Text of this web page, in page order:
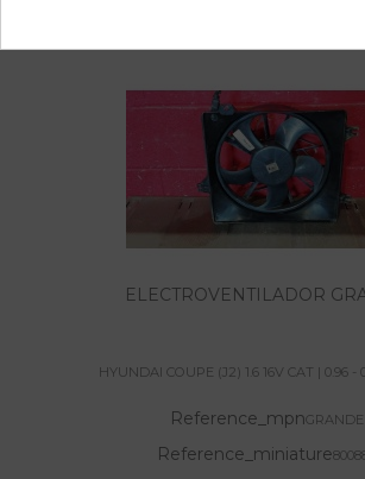
ELECTROVENTILADOR
HYUNDAI COUPE (J2) 1.6 16V CAT | 0.96 -
Reference_mpnGRANDE
Reference_miniature